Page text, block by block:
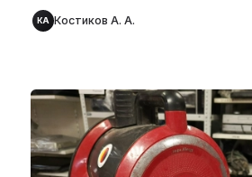
КА Костиков А. А.